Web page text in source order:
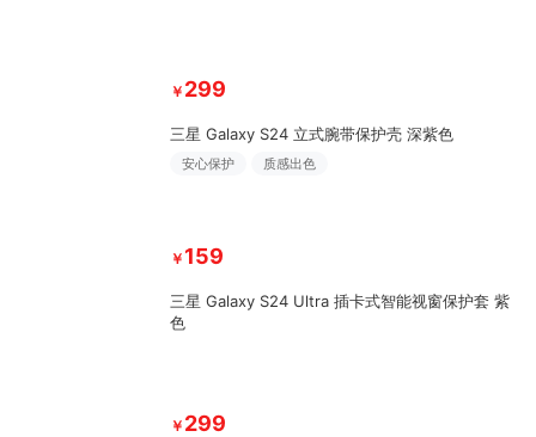
￥ 299
三星 Galaxy S24 立式腕带保护壳 深紫色
安心保护 质感出色
￥ 159
三星 Galaxy S24 Ultra 插卡式智能视窗保护套 紫
色
￥ 299